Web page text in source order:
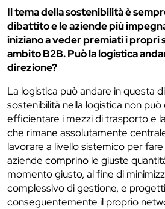
Il tema della sostenibilità è
dibattito e le aziende più
iniziano a veder premiati i propri
ambito B2B. Può la logistica
direzione?
La logistica può andare in questa
sostenibilità nella logistica non
efficientare i mezzi di trasporto e
che rimane assolutamente
lavorare a livello sistemico per
aziende comprino le giuste
momento giusto, al fine di
complessivo di gestione, e
conseguentemente il proprio